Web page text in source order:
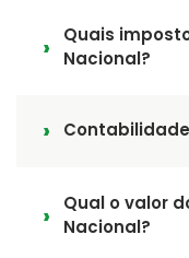
Quais
Nacional?
Qual o valor
Nacional?